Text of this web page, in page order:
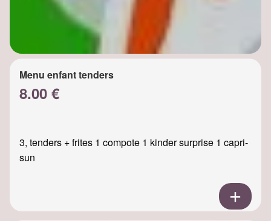
Menu enfant tenders
8.00 €
3, tenders + frites 1 compote 1 kinder surprise 1 capri-
sun